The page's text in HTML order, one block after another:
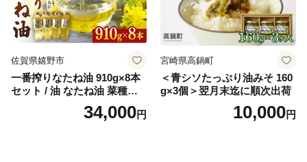
佐賀県嬉野市
一番搾りなたね油 910g×8本
セット / 油 なたね油 菜種油
ナタネ【山下製油】 [NBE00
34,000円
宮崎県高鍋町
＜青シソたっぷり油みそ 160
g×3個＞翌月末迄に順次出荷
10,000円